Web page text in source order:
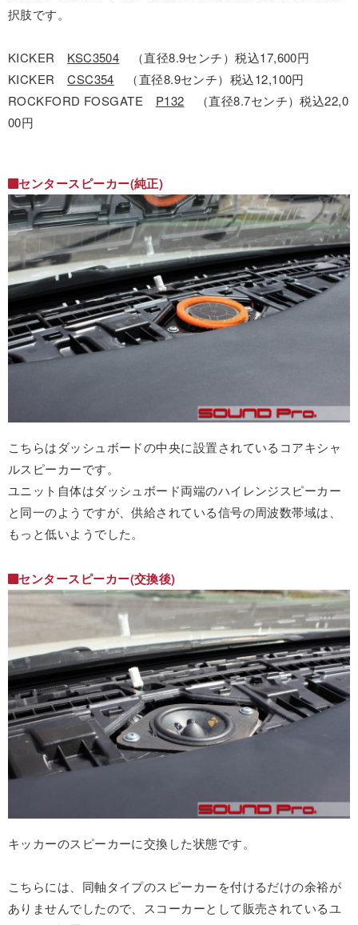
択肢です。
KICKER KSC3504 （直径8.9センチ）税込17,600円
KICKERCSC354 （直径8.9センチ）税込12,100円
ROCKFORD FOSGATE P132 （直径8.7センチ）税込22,0
00円
センタースピーカー(純正)
こちらはダッシュボードの中央に設置されているコアキシャ
ルスピーカーです。
ユニット自体はダッシュボード両端のハイレンジスピーカー
と同一のようですが、供給されている信号の周波数帯域は、
もっと低いようでした。
センタースピーカー(交換後)
キッカーのスピーカーに交換した状態です。
こちらには、同軸タイプのスピーカーを付けるだけの余裕が
ありませんでしたので、スコーカーとして販売されているユ